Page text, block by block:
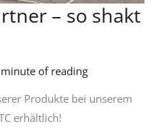
– so shakt
of reading
Produkte bei unserem
erhältlich!